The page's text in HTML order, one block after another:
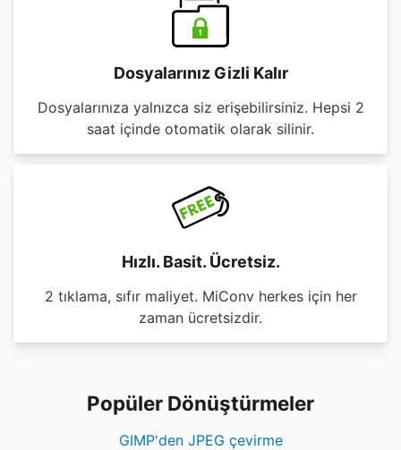
Dosyalarınız Gizli Kalır
Dosyalarınıza yalnızca siz erişebilirsiniz. Hepsi 2
saat içinde otomatik olarak silinir.
Hızlı. Basit. Ücretsiz.
2 tıklama, sıfır maliyet. MiConv herkes için her
zaman ücretsizdir.
Popüler Dönüştürmeler
GIMP'den JPEG çevirme